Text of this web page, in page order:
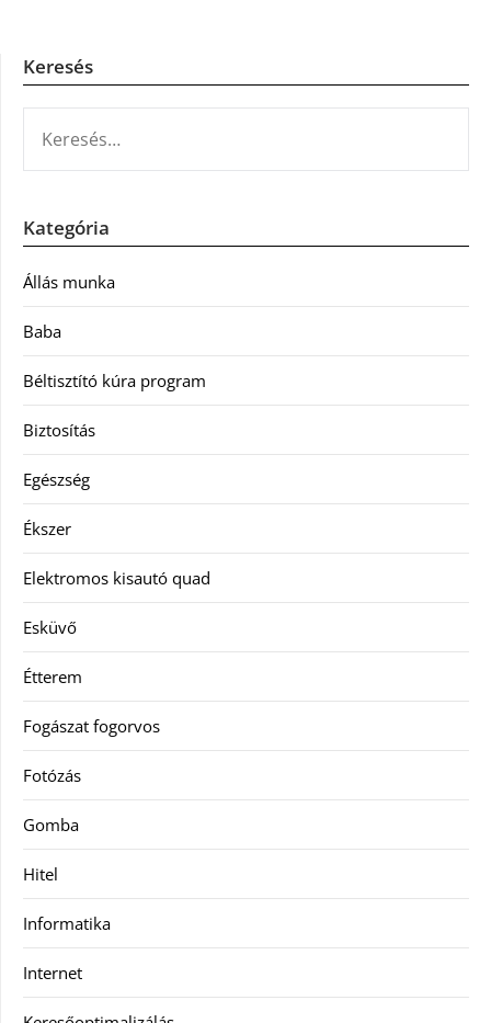
Keresés
Kategória
Állás munka
Baba
Béltisztító kúra program
Biztosítás
Egészség
Ékszer
Elektromos kisautó quad
Esküvő
Étterem
Fogászat fogorvos
Fotózás
Gomba
Hitel
Informatika
Internet